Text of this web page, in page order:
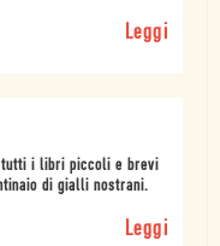
Leggi
tutti i libri piccoli e brevi
di gialli nostrani.
Leggi